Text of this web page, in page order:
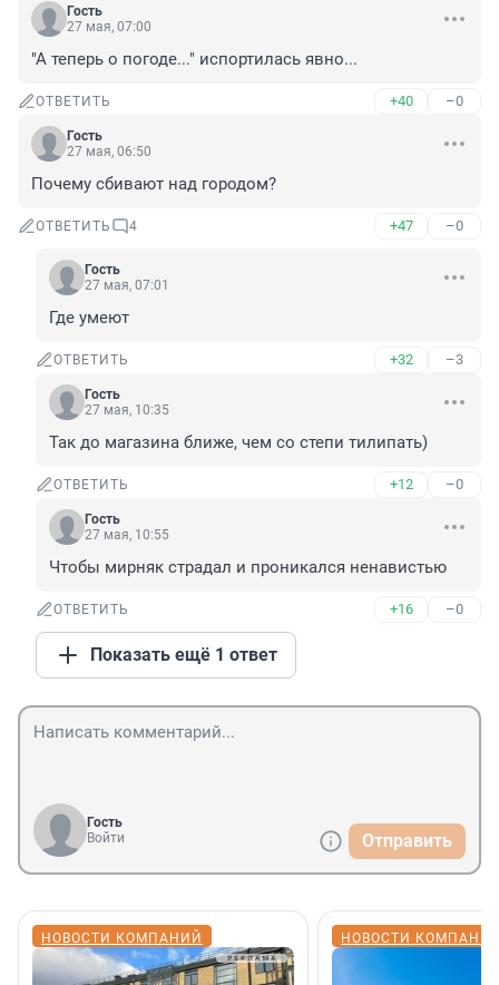
Гость
27 мая, 07:00
"А теперь о погоде..." испортилась явно...
ОТВЕТИТЬ +40 –0
Гость
27 мая, 06:50
Почему сбивают над городом?
ОТВЕТИТЬ 4 +47 –0
Гость
27 мая, 07:01
Где умеют
ОТВЕТИТЬ +32 –3
Гость
27 мая, 10:35
Так до магазина ближе, чем со степи тилипать)
ОТВЕТИТЬ +12 –0
Гость
27 мая, 10:55
Чтобы мирняк страдал и проникался ненавистью
ОТВЕТИТЬ +16 –0
Показать ещё 1 ответ
Гость
Войти
Отправить
НОВОСТИ КОМПАНИЙ НОВОСТИ